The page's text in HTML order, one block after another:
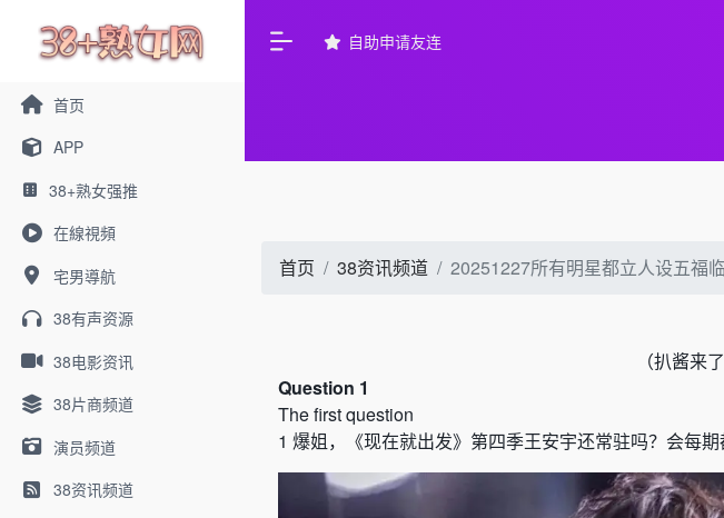
首页
APP
38+熟女强推
在線視頻
宅男導航
38有声资源
38电影资讯
38片商频道
演员频道
38资讯频道
自助申请友连
首页 38资讯频道 20251227所有明星都立人设五福
（扒酱来了
Question 1
The first question
1 爆姐，《现在就出发》第四季王安宇还常驻吗？会每